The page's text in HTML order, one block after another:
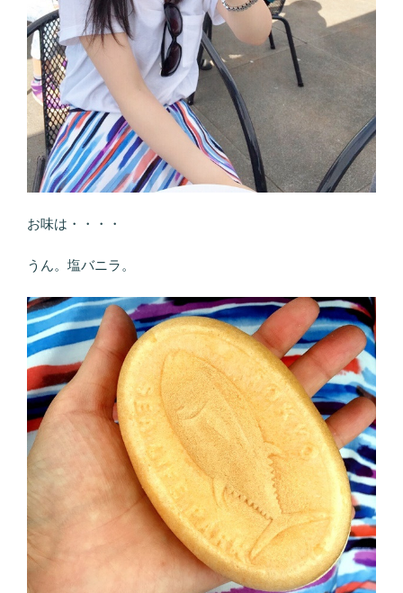
お味は・・・・
うん。塩バニラ。